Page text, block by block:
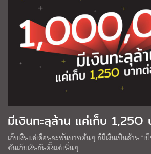
มีเงินทะลุล้าน แค่เก็บ 1,25O
เก็บเงินแค่เดือนละพันบาทต้นๆ ก็มีเงินเป็นล้าน “เ
ต้นเก็บเงินกันตั้งแต่เนิ่นๆ